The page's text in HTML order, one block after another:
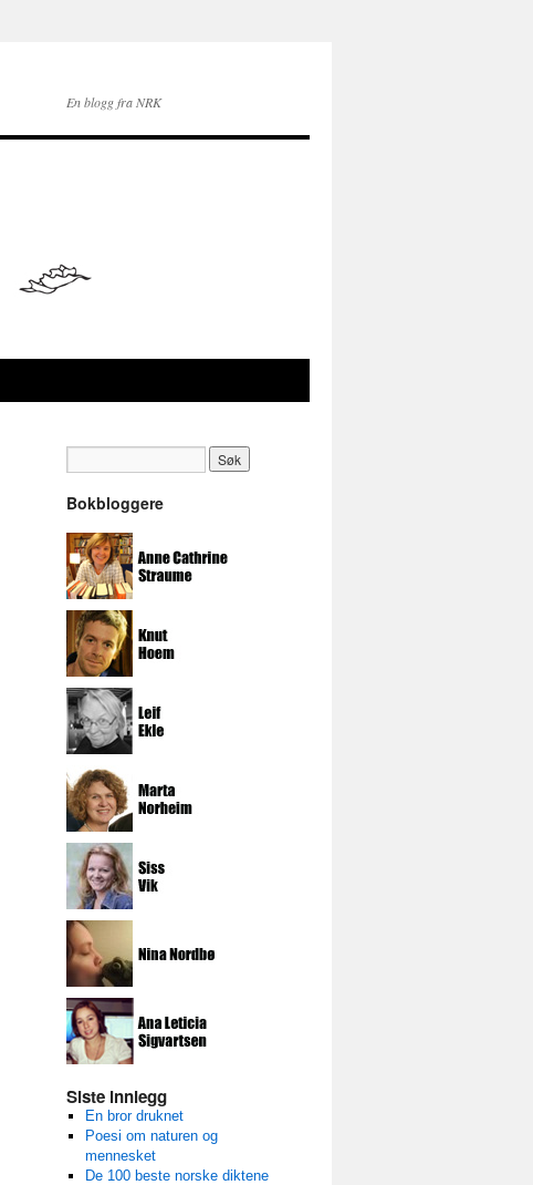
En blogg fra NRK
Bokbloggere
Siste innlegg
En bror druknet
Poesi om naturen og
mennesket
De 100 beste norske diktene